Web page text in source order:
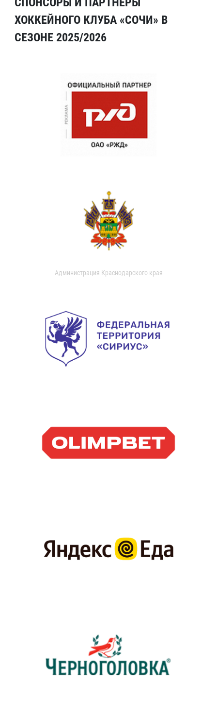
ХОККЕЙНОГО КЛУБА «СОЧИ» В
СЕЗОНЕ 2025/2026
Администрация Краснодарского края